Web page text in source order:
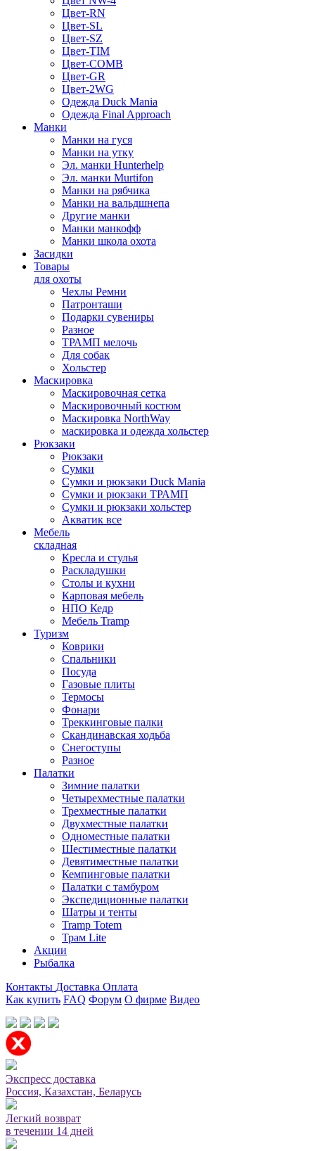
Цвет-RN
Цвет-SL
Цвет-SZ
Цвет-TIM
Цвет-COMB
Цвет-GR
Цвет-2WG
Одежда Duck Mania
Одежда Final Approach
Манки
Манки на гуся
Манки на утку
Эл. манки Hunterhelp
Эл. манки Murtifon
Манки на рябчика
Манки на вальдшнепа
Другие манки
Манки манкофф
Манки школа охота
Засидки
Товары
для охоты
Чехлы Ремни
Патронташи
Подарки сувениры
Разное
ТРАМП мелочь
Для собак
Хольстер
Маскировка
Маскировочная сетка
Маскировочный костюм
Маскировка NorthWay
маскировка и одежда хольстер
Рюкзаки
Рюкзаки
Сумки
Сумки и рюкзаки Duck Mania
Сумки и рюкзаки ТРАМП
Сумки и рюкзаки хольстер
Акватик все
Мебель
складная
Кресла и стулья
Раскладушки
Столы и кухни
Карповая мебель
НПО Кедр
Мебель Tramp
Туризм
Коврики
Спальники
Посуда
Газовые плиты
Термосы
Фонари
Треккинговые палки
Скандинавская ходьба
Снегоступы
Разное
Палатки
Зимние палатки
Четырехместные палатки
Трехместные палатки
Двухместные палатки
Одноместные палатки
Шестиместные палатки
Девятиместные палатки
Кемпинговые палатки
Палатки с тамбуром
Экспедиционные палатки
Шатры и тенты
Tramp Totem
Трам Lite
Акции
Рыбалка
Контакты Доставка Оплата
Как купить FAQ Форум О фирме Видео
Экспресс доставка
Россия, Казахстан, Беларусь
Легкий возврат
в течении 14 дней